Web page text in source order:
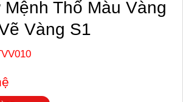
Thổ Màu Vàng
Vàng S1